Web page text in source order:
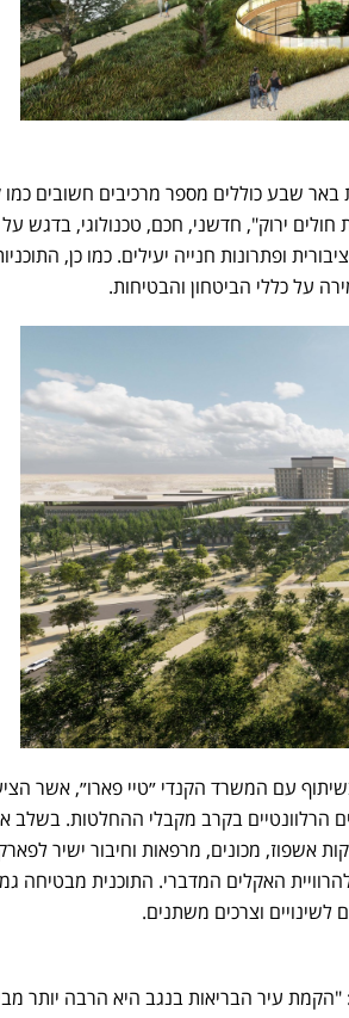
באר שבע כוללים מספר מרכיבים חשובים כמו
ירוק", חדשני, חכם, טכנולוגי, בדגש על
ופתרונות חנייה יעילים. כמו כן,
על כללי הביטחון והבטיחות.
עם המשרד הקנדי ״טיי פארו״, אשר
הרלוונטיים בקרב מקבלי ההחלטות. בשלב
אשפוז, מכונים, מרפאות וחיבור ישיר
האקלים המדברי. התוכנית מבטיחה
וצרכים משתנים.
עיר הבריאות בנגב היא הרבה יותר